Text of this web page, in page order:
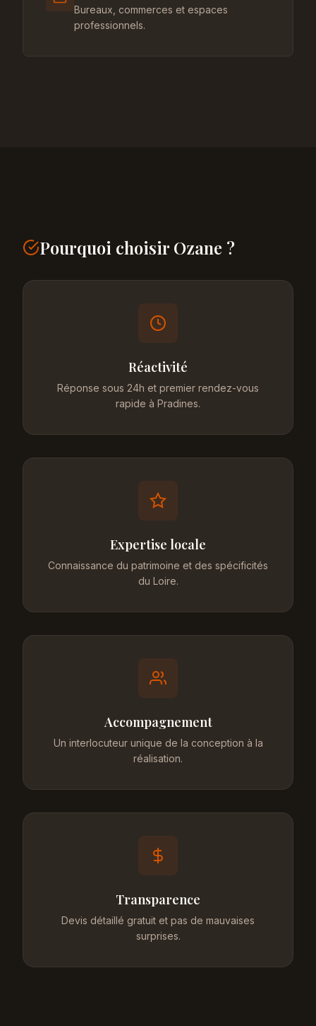
Bureaux, commerces et espaces
professionnels.
Pourquoi choisir Ozane ?
Réactivité
Réponse sous 24h et premier rendez-vous
rapide à Pradines.
Expertise locale
Connaissance du patrimoine et des spécificités
du Loire.
Accompagnement
Un interlocuteur unique de la conception à la
réalisation.
Transparence
Devis détaillé gratuit et pas de mauvaises
surprises.